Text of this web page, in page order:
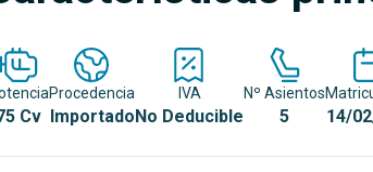
Cv
Procedencia
Importado
IVA
No Deducible
Nº Asientos
5 14/